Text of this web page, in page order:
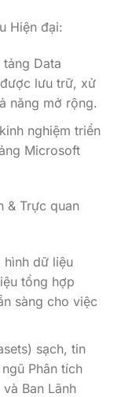
Hiện đại:
tảng Data
lưu trữ, xử
năng mở rộng.
nghiệm triển
Microsoft
& Trực quan
dữ liệu
tổng hợp
sàng cho việc
sạch, tin
Phân tích
Ban Lãnh